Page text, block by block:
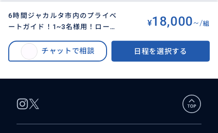
6時間ジャカルタ市内のプライベ
ートガイド！1~3名様用！ローカ
す！ 世界最大級のモスク
「Masjid Istiqlal」や「Monas」
¥18,000~/組
チャットで相談 日程を選択する
6時間ジャカルタ市内のプライベートガイド！1~3名様用！ローカル人気スポ
ット、ご案内致します！ 世界最大級のモスク「Masjid Istiqlal」や「Mona
s」など！*交通費別途